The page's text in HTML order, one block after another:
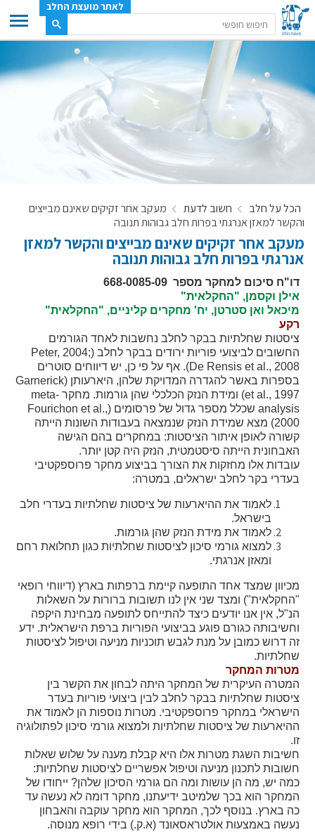
ענף החלב
מועצת החלב
משק החלב
תעשיית החלב
רשימת המחלבות
לאתר יצרני החלב
מחלקות המועצה, עיקרי עיסוקן
מפת הרפתות, הדירים והמחלבות
רשימת טלפונים – מועצת החלב
קול קורא ליצרנים חדשים – בקר / עיזים / כבשים
מכרזים
דרושים
זוכרים
צור קשר
חלב לכל המשפחה
משקים תיירותיים
פעילויות ומערכים
סיפורי המשקים
ראיונות
ערוץ היו-טיוב שלנו
קרנות מחקר
מידע מדעי על תזונה ובריאות
פרסומי מועצת החלב
סקירת מחקרים
חלב ומוצריו
רכיבים תזונתיים
חלב לכל גיל
לאתר מועצת החלב
הכל על חלב חשוב לדעת
מעקב אחר זקיקים שאינם מבייצים
והקשר למאזן אנרגתי בפרות חלב גבוהות תנובה
מעקב אחר זקיקים שאינם מבייצים והקשר למאזן
אנרגתי בפרות חלב גבוהות תנובה
דו"ח סיכום למחקר מספר 668-0085-09
אילן וקסמן, "החקלאית"
מיכאל ואן סטרטן, יח' מחקרים קליניים, "החקלאית"
רקע
ציסטות שחלתיות בבקר לחלב נחשבות לאחד הגורמים
החשובים לביצועי פוריות ירודים בבקר לחלב (Peter, 2004;
De Rensis et al., 2008). אף על פי כן, יש דיווחים סוטרים
בספרות באשר להגדרה המדויקת שלהן, היארעותן (Garnerick
et al., 1997) ומידת הנזק הכלכלי שהן גורמות. מחקר meta-
analysis שכלל מספר גדול של פרסומים (Fourichon et al.,
2000) מצא שמידת הנזק שנמצאה בעבודות השונות הייתה
קשורה לאופן איתור הציסטות: במחקרים בהם הגישה
האבחונית הייתה סיסטמטית, הנזק היה קטן יותר.
עובדות אלו מחזקות את הצורך בביצוע מחקר פרוספקטיבי
בעדרי בקר לחלב ישראלים, במטרה:
לאמוד את ההיארעות של ציסטות שחלתיות בעדרי חלב
בישראל.
לאמוד את מידת הנזק שהן גורמות.
למצוא גורמי סיכון לציסטות שחלתיות כגון תחלואת רחם
ומאזן אנרגתי.
מכיוון שמצד אחד התופעה קיימת ברפתות בארץ (דיווחי רופאי
"החקלאית") ומצד שני אין לנו תשובות ברורות על השאלות
הנ"ל, אין אנו יודעים כיצד להתייחס לתופעה מבחינת היקפה
וחשיבותה כגורם פוגע בביצועי הפוריות ברפת הישראלית. ידע
זה דרוש כמובן על מנת לגבש תוכניות מניעה וטיפול לציסטות
שחלתיות.
מטרות המחקר
המטרה העיקרית של המחקר היתה לבחון את הקשר בין
ציסטות שחלתיות בבקר לחלב לבין ביצועי פוריות בעדר
הישראלי במחקר פרוספקטיבי. מטרות נוספות הן לאמוד את
ההיארעות של ציסטות שחלתיות ולמצוא גורמי סיכון לפתולוגיה
זו.
חשיבות השגת מטרות אלו היא קבלת מענה על שלוש שאלות
חשובות לתכנון מניעה וטיפול אפשריים לציסטות שחלתיות:
כמה יש, מה הן עושות ומה הם גורמי הסיכון שלהן? ייחודו של
המחקר הוא בכך שלמיטב ידיעתנו, מחקר דומה לא נעשה עד
כה בארץ. בנוסף לכך, המחקר הוא מחקר עוקבה והאבחון
נעשה באמצעות אולטראסאונד (א.ק.) בידי רופא מנוסה.